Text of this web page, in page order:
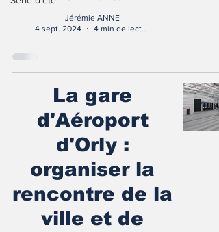
Jérémie ANNE
4 sept. 2024
4 min de lecture
La gare
d'Aéroport
d'Orly :
organiser la
rencontre de la
ville et de